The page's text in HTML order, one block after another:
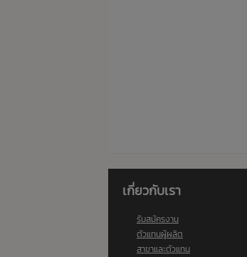
เกี่ยวกับเรา
รับสมัครงาน
ตัวแทนผู้ผลิต
สาขาและตัวแทน